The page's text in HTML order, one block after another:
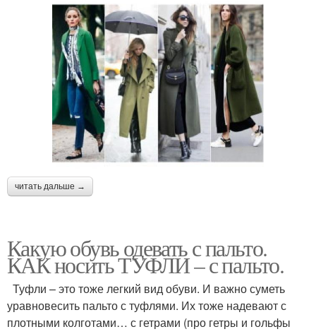
читать дальше →
Какую обувь одевать с пальто.
КАК носить ТУФЛИ – с пальто.
Туфли – это тоже легкий вид обуви. И важно суметь
уравновесить пальто с туфлями. Их тоже надевают с
плотными колготами… с гетрами (про гетры и гольфы